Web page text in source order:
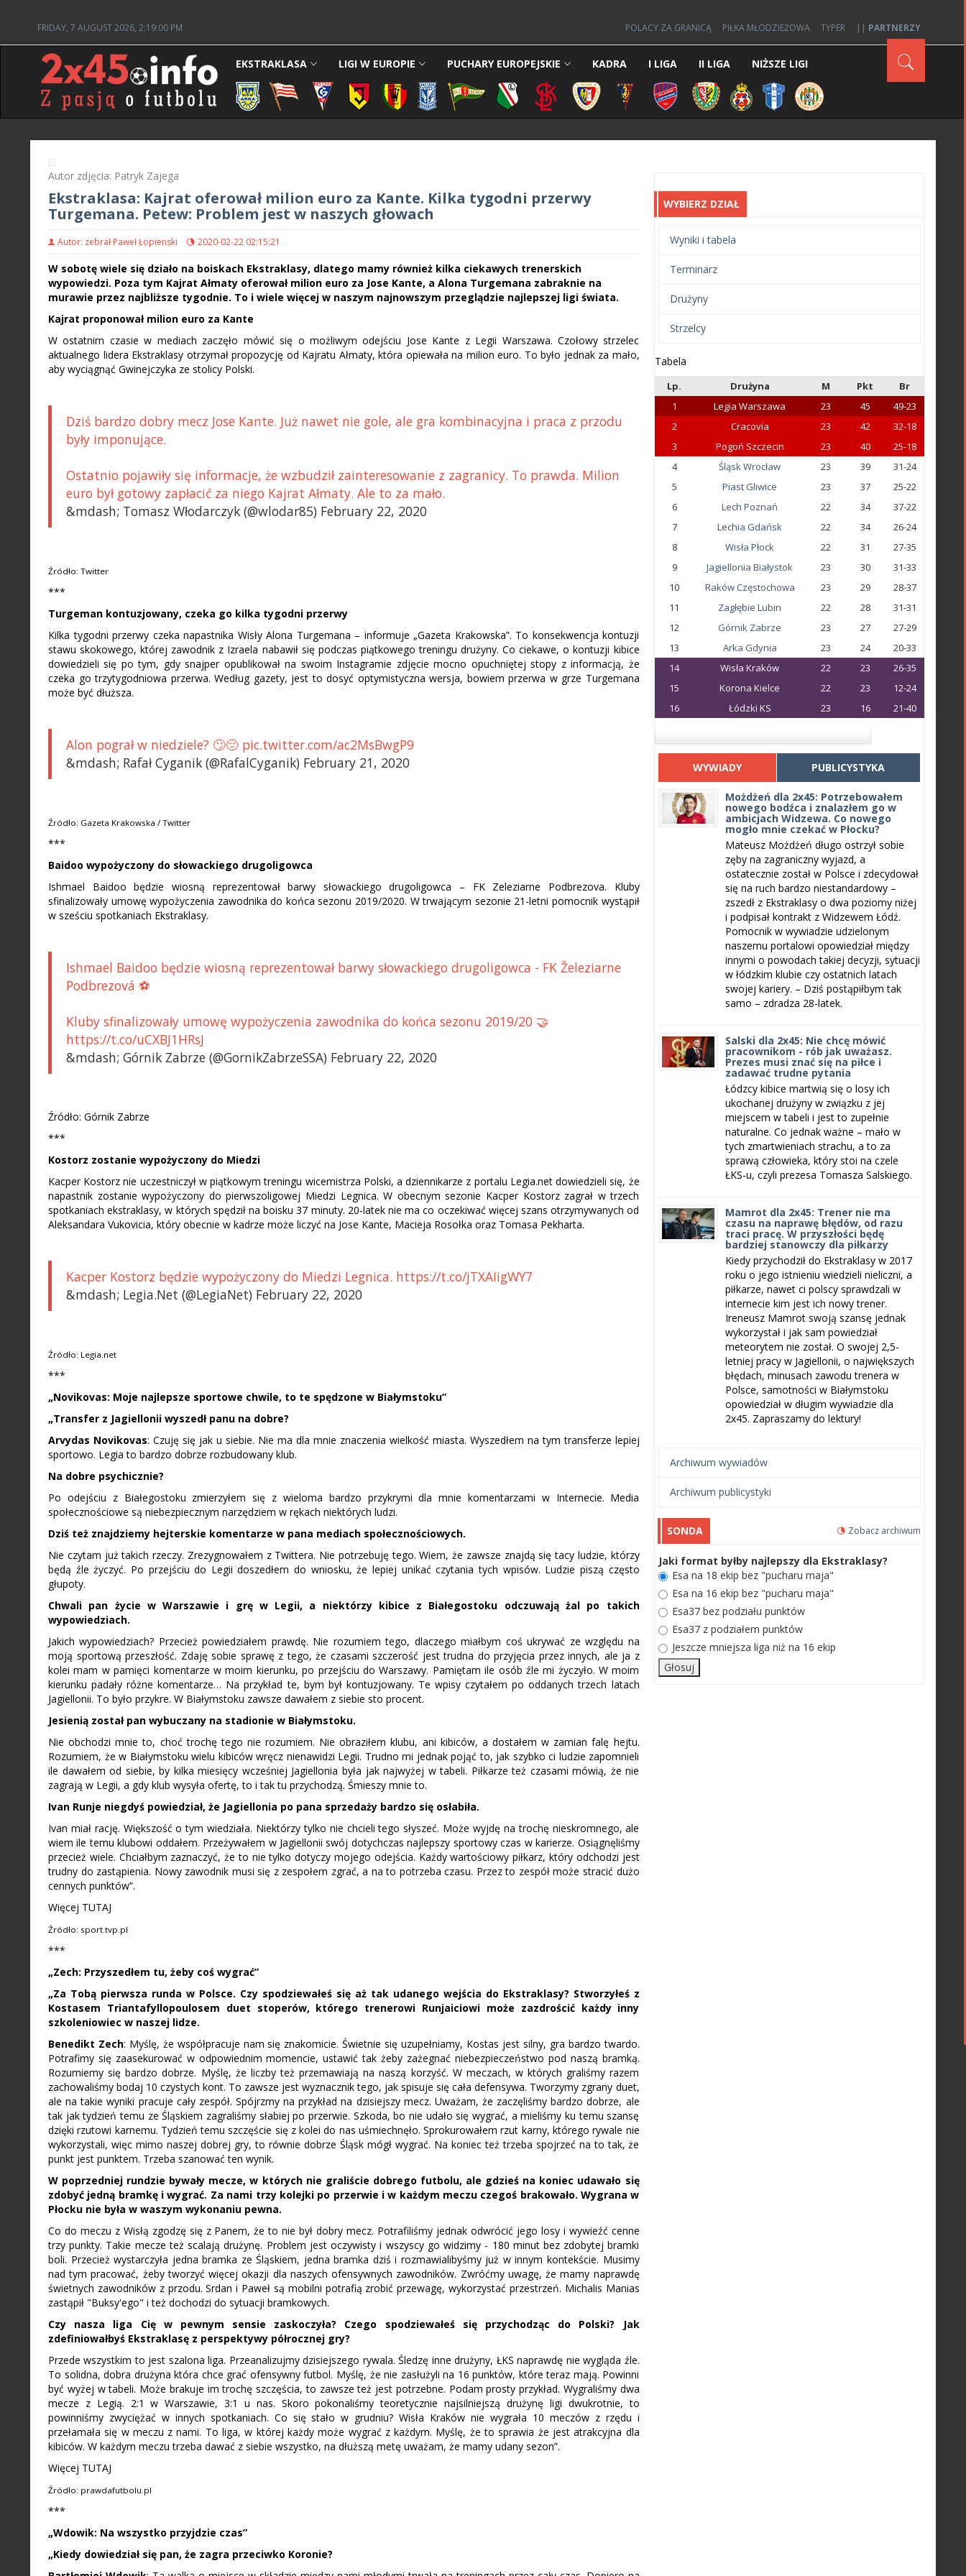
FRIDAY, 7 AUGUST 2026, 2:19:01 PM POLACY ZA GRANICĄ PIŁKA MŁODZIEŻOWA TYPER || PARTNERZY
EKSTRAKLASA LIGI W EUROPIE PUCHARY EUROPEJSKIE KADRA I LIGA II LIGA NIŻSZE LIGI
Autor zdjęcia: Patryk Zajega
Ekstraklasa: Kajrat oferował milion euro za Kante. Kilka tygodni przerwy
Turgemana. Petew: Problem jest w naszych głowach
Autor: zebrał Paweł Łopienski 2020-02-22 02:15:21
W sobotę wiele się działo na boiskach Ekstraklasy, dlatego mamy również kilka ciekawych trenerskich
wypowiedzi. Poza tym Kajrat Ałmaty oferował milion euro za Jose Kante, a Alona Turgemana zabraknie na
murawie przez najbliższe tygodnie. To i wiele więcej w naszym najnowszym przeglądzie najlepszej ligi świata.
Kajrat proponował milion euro za Kante
W ostatnim czasie w mediach zaczęło mówić się o możliwym odejściu Jose Kante z Legii Warszawa. Czołowy strzelec
aktualnego lidera Ekstraklasy otrzymał propozycję od Kajratu Ałmaty, która opiewała na milion euro. To było jednak za mało,
aby wyciągnąć Gwinejczyka ze stolicy Polski.
Dziś bardzo dobry mecz Jose Kante. Już nawet nie gole, ale gra kombinacyjna i praca z przodu
były imponujące.
Ostatnio pojawiły się informacje, że wzbudził zainteresowanie z zagranicy. To prawda. Milion
euro był gotowy zapłacić za niego Kajrat Ałmaty. Ale to za mało.
&mdash; Tomasz Włodarczyk (@wlodar85) February 22, 2020
Źródło: Twitter
***
Turgeman kontuzjowany, czeka go kilka tygodni przerwy
Kilka tygodni przerwy czeka napastnika Wisły Alona Turgemana – informuje „Gazeta Krakowska”. To konsekwencja kontuzji
stawu skokowego, której zawodnik z Izraela nabawił się podczas piątkowego treningu drużyny. Co ciekawe, o kontuzji kibice
dowiedzieli się po tym, gdy snajper opublikował na swoim Instagramie zdjęcie mocno opuchniętej stopy z informacją, że
czeka go trzytygodniowa przerwa. Według gazety, jest to dosyć optymistyczna wersja, bowiem przerwa w grze Turgemana
może być dłuższa.
Alon pograł w niedziele? 🙄😔 pic.twitter.com/ac2MsBwgP9
&mdash; Rafał Cyganik (@RafalCyganik) February 21, 2020
Źródło: Gazeta Krakowska / Twitter
***
Baidoo wypożyczony do słowackiego drugoligowca
Ishmael Baidoo będzie wiosną reprezentował barwy słowackiego drugoligowca – FK Zeleziarne Podbrezova. Kluby
sfinalizowały umowę wypożyczenia zawodnika do końca sezonu 2019/2020. W trwającym sezonie 21-letni pomocnik wystąpił
w sześciu spotkaniach Ekstraklasy.
Ishmael Baidoo będzie wiosną reprezentował barwy słowackiego drugoligowca - FK Železiarne
Podbrezová ⚽️
Kluby sfinalizowały umowę wypożyczenia zawodnika do końca sezonu 2019/20 🤝
https://t.co/uCXBJ1HRsJ
&mdash; Górnik Zabrze (@GornikZabrzeSSA) February 22, 2020
Źródło: Górnik Zabrze
***
Kostorz zostanie wypożyczony do Miedzi
Kacper Kostorz nie uczestniczył w piątkowym treningu wicemistrza Polski, a dziennikarze z portalu Legia.net dowiedzieli się, że
napastnik zostanie wypożyczony do pierwszoligowej Miedzi Legnica. W obecnym sezonie Kacper Kostorz zagrał w trzech
spotkaniach ekstraklasy, w których spędził na boisku 37 minuty. 20-latek nie ma co oczekiwać więcej szans otrzymywanych od
Aleksandara Vukovicia, który obecnie w kadrze może liczyć na Jose Kante, Macieja Rosołka oraz Tomasa Pekharta.
Kacper Kostorz będzie wypożyczony do Miedzi Legnica. https://t.co/jTXAIigWY7
&mdash; Legia.Net (@LegiaNet) February 22, 2020
Źródło: Legia.net
***
„Novikovas: Moje najlepsze sportowe chwile, to te spędzone w Białymstoku”
„Transfer z Jagiellonii wyszedł panu na dobre?
Arvydas Novikovas: Czuję się jak u siebie. Nie ma dla mnie znaczenia wielkość miasta. Wyszedłem na tym transferze lepiej
sportowo. Legia to bardzo dobrze rozbudowany klub.
Na dobre psychicznie?
Po odejściu z Białegostoku zmierzyłem się z wieloma bardzo przykrymi dla mnie komentarzami w Internecie. Media
społecznościowe są niebezpiecznym narzędziem w rękach niektórych ludzi.
Dziś też znajdziemy hejterskie komentarze w pana mediach społecznościowych.
Nie czytam już takich rzeczy. Zrezygnowałem z Twittera. Nie potrzebuję tego. Wiem, że zawsze znajdą się tacy ludzie, którzy
będą źle życzyć. Po przejściu do Legii doszedłem do wniosku, że lepiej unikać czytania tych wpisów. Ludzie piszą często
głupoty.
Chwali pan życie w Warszawie i grę w Legii, a niektórzy kibice z Białegostoku odczuwają żal po takich
wypowiedziach.
Jakich wypowiedziach? Przecież powiedziałem prawdę. Nie rozumiem tego, dlaczego miałbym coś ukrywać ze względu na
moją sportową przeszłość. Zdaję sobie sprawę z tego, że czasami szczerość jest trudna do przyjęcia przez innych, ale ja z
kolei mam w pamięci komentarze w moim kierunku, po przejściu do Warszawy. Pamiętam ile osób źle mi życzyło. W moim
kierunku padały różne komentarze… Na przykład te, bym był kontuzjowany. Te wpisy czytałem po oddanych trzech latach
Jagiellonii. To było przykre. W Białymstoku zawsze dawałem z siebie sto procent.
Jesienią został pan wybuczany na stadionie w Białymstoku.
Nie obchodzi mnie to, choć trochę tego nie rozumiem. Nie obraziłem klubu, ani kibiców, a dostałem w zamian falę hejtu.
Rozumiem, że w Białymstoku wielu kibiców wręcz nienawidzi Legii. Trudno mi jednak pojąć to, jak szybko ci ludzie zapomnieli
ile dawałem od siebie, by kilka miesięcy wcześniej Jagiellonia była jak najwyżej w tabeli. Piłkarze też czasami mówią, że nie
zagrają w Legii, a gdy klub wysyła ofertę, to i tak tu przychodzą. Śmieszy mnie to.
Ivan Runje niegdyś powiedział, że Jagiellonia po pana sprzedaży bardzo się osłabiła.
Ivan miał rację. Większość o tym wiedziała. Niektórzy tylko nie chcieli tego słyszeć. Może wyjdę na trochę nieskromnego, ale
wiem ile temu klubowi oddałem. Przeżywałem w Jagiellonii swój dotychczas najlepszy sportowy czas w karierze. Osiągnęliśmy
przecież wiele. Chciałbym zaznaczyć, że to nie tylko dotyczy mojego odejścia. Każdy wartościowy piłkarz, który odchodzi jest
trudny do zastąpienia. Nowy zawodnik musi się z zespołem zgrać, a na to potrzeba czasu. Przez to zespół może stracić dużo
cennych punktów”.
Więcej TUTAJ
Źródło: sport.tvp.pl
***
„Zech: Przyszedłem tu, żeby coś wygrać”
„Za Tobą pierwsza runda w Polsce. Czy spodziewałeś się aż tak udanego wejścia do Ekstraklasy? Stworzyłeś z
Kostasem Triantafyllopoulosem duet stoperów, którego trenerowi Runjaiciowi może zazdrościć każdy inny
szkoleniowiec w naszej lidze.
Benedikt Zech: Myślę, że współpracuje nam się znakomicie. Świetnie się uzupełniamy, Kostas jest silny, gra bardzo twardo.
Potrafimy się zaasekurować w odpowiednim momencie, ustawić tak żeby zażegnać niebezpieczeństwo pod naszą bramką.
Rozumiemy się bardzo dobrze. Myślę, że liczby też przemawiają na naszą korzyść. W meczach, w których graliśmy razem
zachowaliśmy bodaj 10 czystych kont. To zawsze jest wyznacznik tego, jak spisuje się cała defensywa. Tworzymy zgrany duet,
ale na takie wyniki pracuje cały zespół. Spójrzmy na przykład na dzisiejszy mecz. Uważam, że zaczęliśmy bardzo dobrze, ale
tak jak tydzień temu ze Śląskiem zagraliśmy słabiej po przerwie. Szkoda, bo nie udało się wygrać, a mieliśmy ku temu szansę
dzięki rzutowi karnemu. Tydzień temu szczęście się z kolei do nas uśmiechnęło. Sprokurowałem rzut karny, którego rywale nie
wykorzystali, więc mimo naszej dobrej gry, to równie dobrze Śląsk mógł wygrać. Na koniec też trzeba spojrzeć na to tak, że
punkt jest punktem. Trzeba szanować ten wynik.
W poprzedniej rundzie bywały mecze, w których nie graliście dobrego futbolu, ale gdzieś na koniec udawało się
zdobyć jedną bramkę i wygrać. Za nami trzy kolejki po przerwie i w każdym meczu czegoś brakowało. Wygrana w
Płocku nie była w waszym wykonaniu pewna.
Co do meczu z Wisłą zgodzę się z Panem, że to nie był dobry mecz. Potrafiliśmy jednak odwrócić jego losy i wywieźć cenne
trzy punkty. Takie mecze też scalają drużynę. Problem jest oczywisty i wszyscy go widzimy - 180 minut bez zdobytej bramki
boli. Przecież wystarczyła jedna bramka ze Śląskiem, jedna bramka dziś i rozmawialibyśmy już w innym kontekście. Musimy
nad tym pracować, żeby tworzyć więcej okazji dla naszych ofensywnych zawodników. Zwróćmy uwagę, że mamy naprawdę
świetnych zawodników z przodu. Srdan i Paweł są mobilni potrafią zrobić przewagę, wykorzystać przestrzeń. Michalis Manias
zastąpił "Buksy'ego" i też dochodzi do sytuacji bramkowych.
Czy nasza liga Cię w pewnym sensie zaskoczyła? Czego spodziewałeś się przychodząc do Polski? Jak
zdefiniowałbyś Ekstraklasę z perspektywy półrocznej gry?
Przede wszystkim to jest szalona liga. Przeanalizujmy dzisiejszego rywala. Śledzę inne drużyny, ŁKS naprawdę nie wygląda źle.
To solidna, dobra drużyna która chce grać ofensywny futbol. Myślę, że nie zasłużyli na 16 punktów, które teraz mają. Powinni
być wyżej w tabeli. Może brakuje im trochę szczęścia, to zawsze też jest potrzebne. Podam prosty przykład. Wygraliśmy dwa
mecze z Legią. 2:1 w Warszawie, 3:1 u nas. Skoro pokonaliśmy teoretycznie najsilniejszą drużynę ligi dwukrotnie, to
powinniśmy zwyciężać w innych spotkaniach. Co się stało w grudniu? Wisła Kraków nie wygrała 10 meczów z rzędu i
przełamała się w meczu z nami. To liga, w której każdy może wygrać z każdym. Myślę, że to sprawia że jest atrakcyjna dla
kibiców. W każdym meczu trzeba dawać z siebie wszystko, na dłuższą metę uważam, że mamy udany sezon”.
Więcej TUTAJ
Źródło: prawdafutbolu.pl
***
„Wdowik: Na wszystko przyjdzie czas”
„Kiedy dowiedział się pan, że zagra przeciwko Koronie?
WYBIERZ DZIAŁ
Wyniki i tabela
Terminarz
Drużyny
Strzelcy
Tabela
Lp. Drużyna M Pkt
Br
1
Legia Warszawa 23 45
49-23
2
Cracovia 23 42
32-18
3
Pogoń Szczecin 23 40
25-18
4
Śląsk Wrocław 23 39
31-24
5
Piast Gliwice 23 37
25-22
6
Lech Poznań 22 34
37-22
7
Lechia Gdańsk 22 34
26-24
8
Wisła Płock 22 31
27-35
9
Jagiellonia Białystok 23 30
31-33
10
Raków Częstochowa 23 29
28-37
11
Zagłębie Lubin 22 28
31-31
12
Górnik Zabrze 23 27
27-29
13
Arka Gdynia 23 24
20-33
14
Wisła Kraków 22 23
26-35
15
Korona Kielce 22 23
12-24
16
Łódzki KS 23 16 21-40
WYWIADY PUBLICYSTYKA
Możdżeń dla 2x45: Potrzebowałem
nowego bodźca i znalazłem go w
ambicjach Widzewa. Co nowego
mogło mnie czekać w Płocku?
Mateusz Możdżeń długo ostrzył sobie
zęby na zagraniczny wyjazd, a
ostatecznie został w Polsce i zdecydował
się na ruch bardzo niestandardowy –
zszedł z Ekstraklasy o dwa poziomy niżej
i podpisał kontrakt z Widzewem Łódź.
Pomocnik w wywiadzie udzielonym
naszemu portalowi opowiedział między
innymi o powodach takiej decyzji, sytuacji
w łódzkim klubie czy ostatnich latach
swojej kariery. – Dziś postąpiłbym tak
samo – zdradza 28-latek.
Salski dla 2x45: Nie chcę mówić
pracownikom - rób jak uważasz.
Prezes musi znać się na piłce i
zadawać trudne pytania
Łódzcy kibice martwią się o losy ich
ukochanej drużyny w związku z jej
miejscem w tabeli i jest to zupełnie
naturalne. Co jednak ważne – mało w
tych zmartwieniach strachu, a to za
sprawą człowieka, który stoi na czele
ŁKS-u, czyli prezesa Tomasza Salskiego.
Mamrot dla 2x45: Trener nie ma
czasu na naprawę błędów, od razu
traci pracę. W przyszłości będę
bardziej stanowczy dla piłkarzy
Kiedy przychodził do Ekstraklasy w 2017
roku o jego istnieniu wiedzieli nieliczni, a
piłkarze, nawet ci polscy sprawdzali w
internecie kim jest ich nowy trener.
Ireneusz Mamrot swoją szansę jednak
wykorzystał i jak sam powiedział
meteorytem nie został. O swojej 2,5-
letniej pracy w Jagiellonii, o największych
błędach, minusach zawodu trenera w
Polsce, samotności w Białymstoku
opowiedział w długim wywiadzie dla
2x45. Zapraszamy do lektury!
Archiwum wywiadów
Archiwum publicystyki
SONDA Zobacz archiwum
Jaki format byłby najlepszy dla Ekstraklasy?
Esa na 18 ekip bez "pucharu maja"
Esa na 16 ekip bez "pucharu maja"
Esa37 bez podziału punktów
Esa37 z podziałem punktów
Jeszcze mniejsza liga niż na 16 ekip